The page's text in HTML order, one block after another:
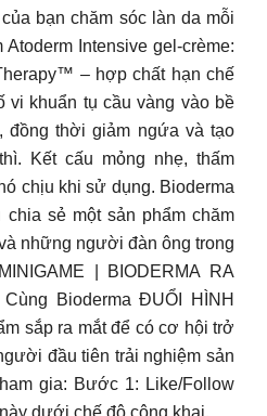
bạn chăm sóc làn da mỗi
Intensive gel-crème:
– hợp chất hạn chế
vi khuẩn tụ cầu vàng vào bề
đồng thời giảm ngứa và tạo
Kết cấu mỏng nhẹ, thấm
chịu khi sử dụng. Bioderma
sẻ một sản phẩm chăm
những người đàn ông trong
| BIODERMA RA
Bioderma ĐUỔI HÌNH
sắp ra mắt để có cơ hội trở
đầu tiên trải nghiệm sản
gia: Bước 1: Like/Follow
dưới chế độ công khai.